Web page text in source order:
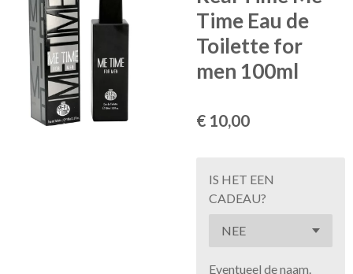
Time Eau de
Toilette for
men 100ml
€ 10,00
IS HET EEN
CADEAU?
Eventueel de naam.